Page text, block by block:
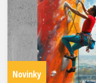
Novinky